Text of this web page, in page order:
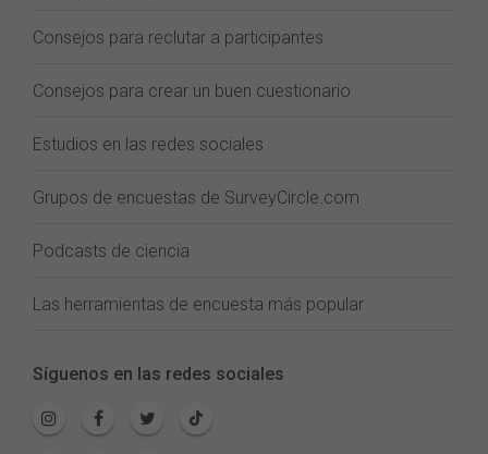
Consejos para reclutar a participantes
Consejos para crear un buen cuestionario
Estudios en las redes sociales
Grupos de encuestas de SurveyCircle.com
Podcasts de ciencia
Las herramientas de encuesta más popular
Síguenos en las redes sociales